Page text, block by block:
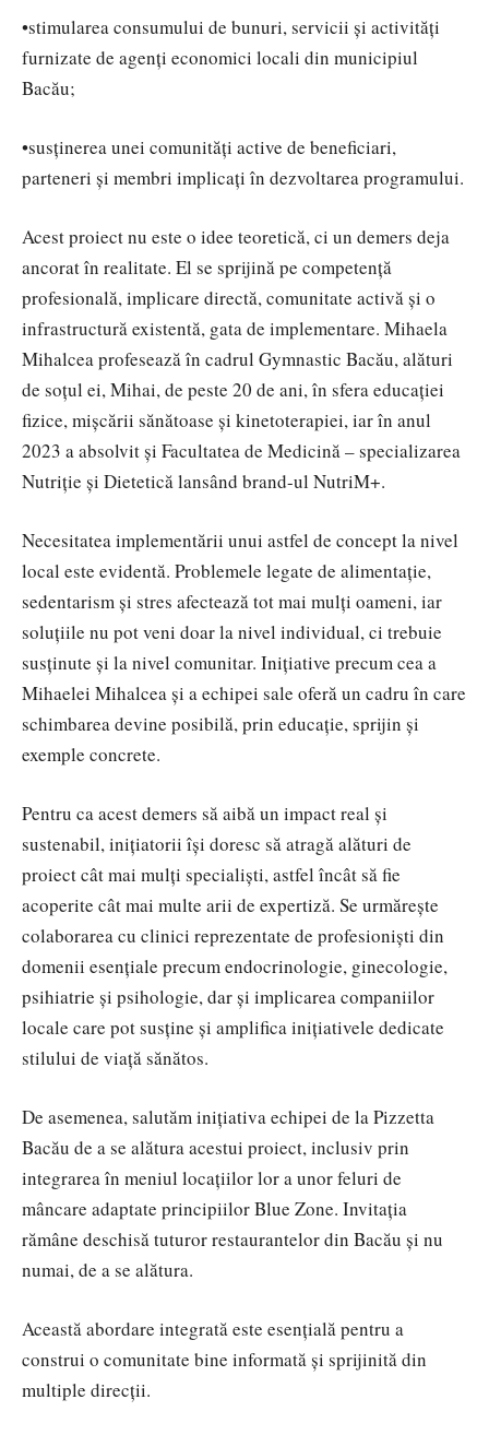
•stimularea consumului de bunuri, servicii și activități
furnizate de agenți economici locali din municipiul
Bacău;
•susținerea unei comunități active de beneficiari,
parteneri și membri implicați în dezvoltarea programului.
Acest proiect nu este o idee teoretică, ci un demers deja
ancorat în realitate. El se sprijină pe competență
profesională, implicare directă, comunitate activă și o
infrastructură existentă, gata de implementare. Mihaela
Mihalcea profesează în cadrul Gymnastic Bacău, alături
de soțul ei, Mihai, de peste 20 de ani, în sfera educației
fizice, mișcării sănătoase și kinetoterapiei, iar în anul
2023 a absolvit și Facultatea de Medicină – specializarea
Nutriție și Dietetică lansând brand-ul NutriM+.
Necesitatea implementării unui astfel de concept la nivel
local este evidentă. Problemele legate de alimentație,
sedentarism și stres afectează tot mai mulți oameni, iar
soluțiile nu pot veni doar la nivel individual, ci trebuie
susținute și la nivel comunitar. Inițiative precum cea a
Mihaelei Mihalcea și a echipei sale oferă un cadru în care
schimbarea devine posibilă, prin educație, sprijin și
exemple concrete.
Pentru ca acest demers să aibă un impact real și
sustenabil, inițiatorii își doresc să atragă alături de
proiect cât mai mulți specialiști, astfel încât să fie
acoperite cât mai multe arii de expertiză. Se urmărește
colaborarea cu clinici reprezentate de profesioniști din
domenii esențiale precum endocrinologie, ginecologie,
psihiatrie și psihologie, dar și implicarea companiilor
locale care pot susține și amplifica inițiativele dedicate
stilului de viață sănătos.
De asemenea, salutăm inițiativa echipei de la Pizzetta
Bacău de a se alătura acestui proiect, inclusiv prin
integrarea în meniul locațiilor lor a unor feluri de
mâncare adaptate principiilor Blue Zone. Invitația
rămâne deschisă tuturor restaurantelor din Bacău și nu
numai, de a se alătura.
Această abordare integrată este esențială pentru a
construi o comunitate bine informată și sprijinită din
multiple direcții.